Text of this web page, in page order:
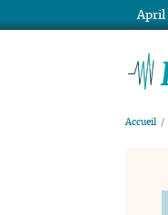
Accueil
April